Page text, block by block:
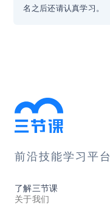
名之后还请认真学习。
前沿技能学习平台
了解三节课
关于我们